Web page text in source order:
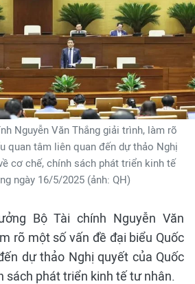
Nguyễn Văn Thắng giải trình, làm rõ
quan tâm liên quan đến dự thảo Nghị
cơ chế, chính sách phát triển kinh tế
ngày 16/5/2025 (ảnh: QH)
Bộ Tài chính Nguyễn Văn
rõ một số vấn đề đại biểu Quốc
dự thảo Nghị quyết của Quốc
sách phát triển kinh tế tư nhân.